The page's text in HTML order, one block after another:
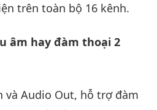
trên toàn bộ 16 kênh.
âm hay đàm thoại 2
và Audio Out, hỗ trợ đàm